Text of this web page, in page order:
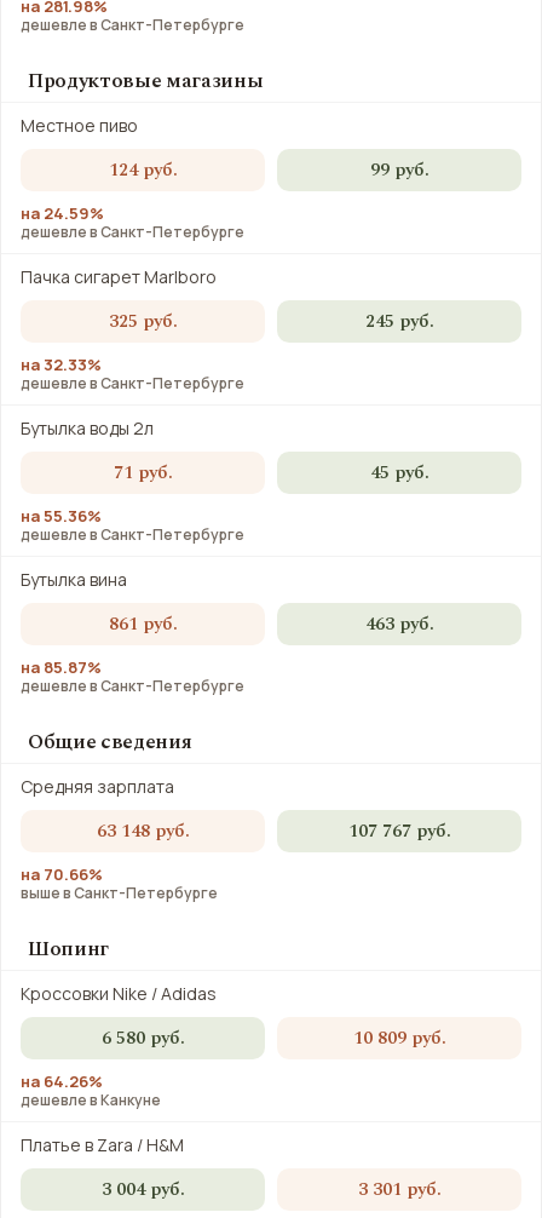
на 281.98%
дешевле в Санкт-Петербурге
Продуктовые магазины
Местное пиво
124 руб. 99 руб.
на 24.59%
дешевле в Санкт-Петербурге
Пачка сигарет Marlboro
325 руб. 245 руб.
на 32.33%
дешевле в Санкт-Петербурге
Бутылка воды 2л
71 руб. 45 руб.
на 55.36%
дешевле в Санкт-Петербурге
Бутылка вина
861 руб. 463 руб.
на 85.87%
дешевле в Санкт-Петербурге
Общие сведения
Средняя зарплата
63 148 руб. 107 767 руб.
на 70.66%
выше в Санкт-Петербурге
Шопинг
Кроссовки Nike / Adidas
6 580 руб. 10 809 руб.
на 64.26%
дешевле в Канкуне
Платье в Zara / H&M
3 004 руб. 3 301 руб.